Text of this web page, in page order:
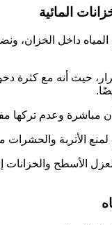
المائية
المياه داخل
حيث أنه مع كثرة
مباشرة وعدم تركها
الأتربة والحشرات
الأسطح